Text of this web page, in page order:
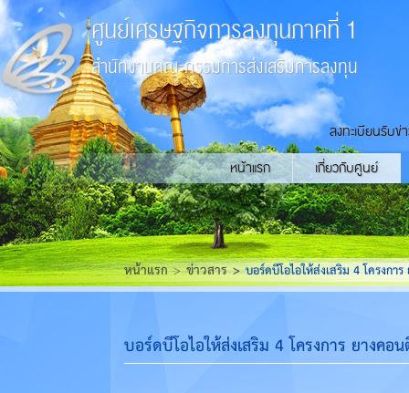
ศูนย์เศรษฐกิจการลงทุนภาคที่ 1
สำนักงานคณะกรรมการส่งเสริมการลงทุน
ลงทะเบียนรับข่
หน้าแรก
เกี่ยวกับศูนย์
หน้าแรก ข่าวสาร บอร์ดบีโอไอให้ส่งเสริม 4 โครงก
บอร์ดบีโอไอให้ส่งเสริม 4 โครงการ ยางค